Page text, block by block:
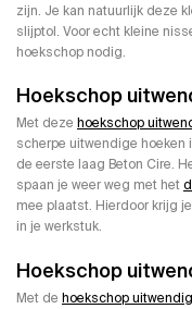
zijn. Je kan natuurlijk deze
slijptol. Voor echt kleine
hoekschop nodig.
Hoekschop
Met deze hoekschop
scherpe uitwendige hoeken
de eerste laag Beton Cire.
spaan je weer weg met het
mee plaatst. Hierdoor krijg
in je werkstuk.
Hoekschop
Met de hoekschop